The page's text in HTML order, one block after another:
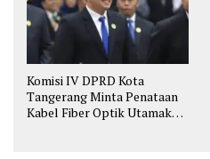
Komisi IV DPRD Kota
Tangerang Minta Penataan
Kabel Fiber Optik Utamakan